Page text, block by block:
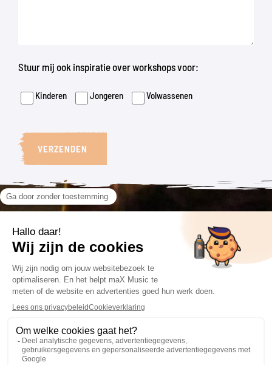
Stuur mij ook inspiratie over workshops voor:
Kinderen Jongeren Volwassenen
VERZENDEN
CONTACT
085 201 66 84
VOLG ONS
VOORWAARDEN
Algemene voorwaarden